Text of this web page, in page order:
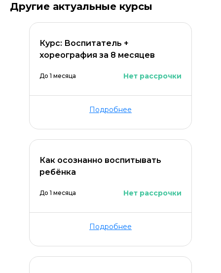
Другие актуальные курсы
Курс: Воспитатель +
хореография за 8 месяцев
До 1 месяца Нет рассрочки
Подробнее
Как осознанно воспитывать
ребёнка
До 1 месяца Нет рассрочки
Подробнее
Оставить комментарий